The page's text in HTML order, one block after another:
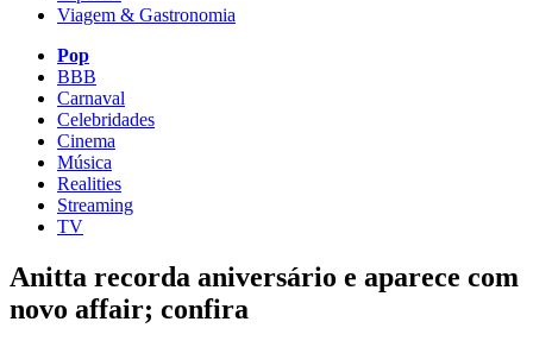
Viagem & Gastronomia
Pop
BBB
Carnaval
Celebridades
Cinema
Música
Realities
Streaming
TV
Anitta recorda aniversário e aparece com
novo affair; confira